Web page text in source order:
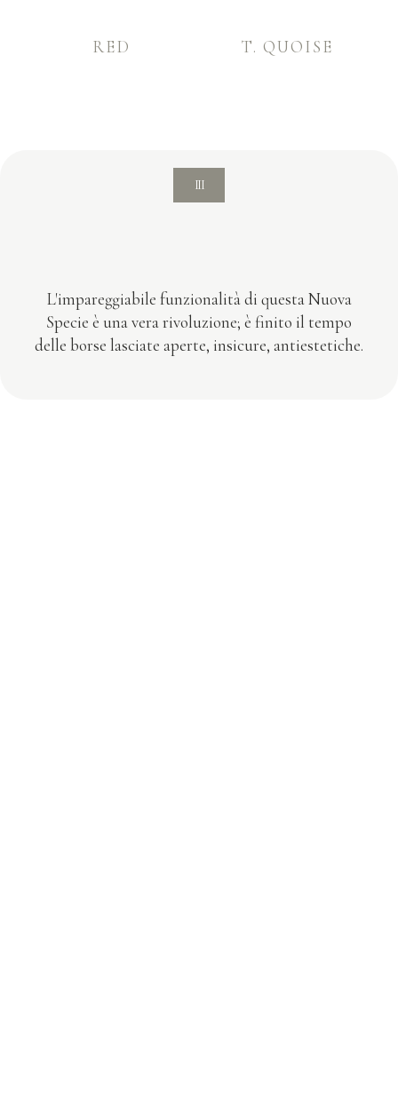
RED T. QUOISE
III
L'impareggiabile funzionalità di questa Nuova
Specie è una vera rivoluzione; è finito il tempo
delle borse lasciate aperte, insicure, antiestetiche.